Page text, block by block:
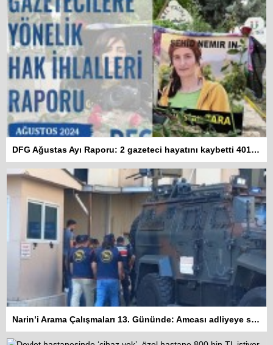
DFG Ağustas Ayı Raporu: 2 gazeteci hayatını kaybetti 401 habere erişim engeli getirildi
Narin’i Arama Çalışmaları 13. Gününde: Amcası adliyeye sevk edildi